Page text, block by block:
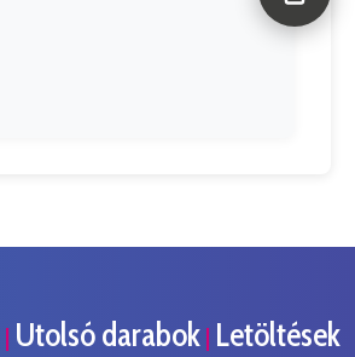
| Utolsó darabok | Letöltések